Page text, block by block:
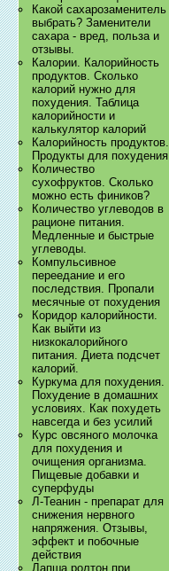
Какой сахарозаменитель
выбрать? Заменители
сахара - вред, польза и
отзывы.
Калории. Калорийность
продуктов. Сколько
калорий нужно для
похудения. Таблица
калорийности и
калькулятор калорий
Калорийность продуктов.
Продукты для похудения
Количество
сухофруктов. Сколько
можно есть фиников?
Количество углеводов в
рационе питания.
Медленные и быстрые
углеводы.
Компульсивное
переедание и его
последствия. Пропали
месячные от похудения
Коридор калорийности.
Как выйти из
низкокалорийного
питания. Диета подсчет
калорий.
Куркума для похудения.
Похудение в домашних
условиях. Как похудеть
навсегда и без усилий
Курс овсяного молочка
для похудения и
очищения организма.
Пищевые добавки и
суперфуды
Л-Теанин - препарат для
снижения нервного
напряжения. Отзывы,
эффект и побочные
действия
Лапша ролтон при